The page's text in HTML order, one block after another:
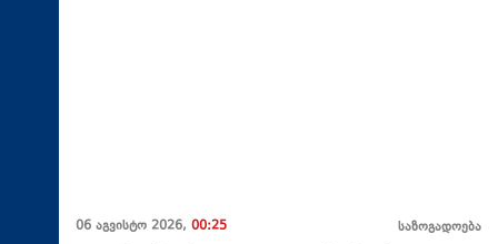
06 აგვისტო 2026, 00:25 საზოგადოება